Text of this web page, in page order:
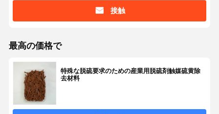
接触
最高の価格で
特殊な脱硫要求のための産業用脱硫剤触媒硫黄除
去材料